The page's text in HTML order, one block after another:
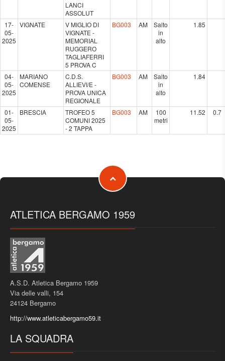
LANCI
ASSOLUT
17-
05-
2025
VIGNATE
V MIGLIO DI
VIGNATE -
MEMORIAL
RUGGERO
TAGLIAFERRI
5 PROVA C
BG003 AM
Salto
in
alto
1.85
04-
05-
2025
MARIANO
COMENSE
C.D.S.
ALLIEVI/E -
PROVA UNICA
REGIONALE
BG003 AM
Salto
in
alto
1.84
01-
05-
2025
BRESCIA
TROFEO 5
COMUNI 2025
- 2 TAPPA
BG003 AM
100
metri
11.52 0.7
ATLETICA BERGAMO 1959
A.S.D. Atletica Bergamo 1959
Via delle valli, 154
24124 Bergamo
http://www.atleticabergamo59.it
LA SQUADRA